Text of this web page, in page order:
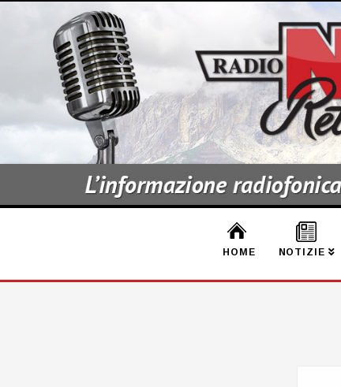
HOME NOTIZIE